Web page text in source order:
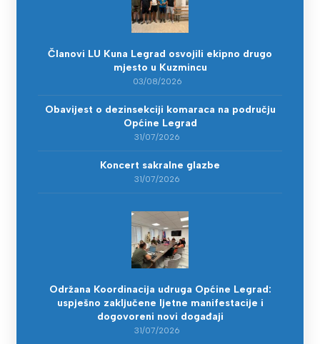
Članovi LU Kuna Legrad osvojili ekipno drugo
mjesto u Kuzmincu
03/08/2026
Obavijest o dezinsekciji komaraca na području
Općine Legrad
31/07/2026
Koncert sakralne glazbe
31/07/2026
Održana Koordinacija udruga Općine Legrad:
uspješno zaključene ljetne manifestacije i
dogovoreni novi događaji
31/07/2026